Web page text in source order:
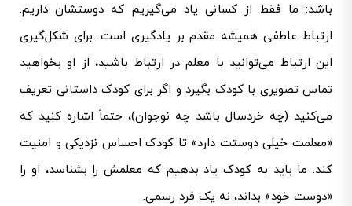
باشد: ما فقط از کسانی یاد می‌گیریم که دوستشان داریم.
ارتباط عاطفی همیشه مقدم بر یادگیری است. برای شکل‌گیری
این ارتباط می‌توانید با معلم در ارتباط باشید، از او بخواهید
تماس تصویری با کودک بگیرد و اگر برای کودک داستانی تعریف
می‌کنید (چه خردسال باشد چه نوجوان)، حتماً اشاره کنید که
«معلمت خیلی دوستت دارد» تا کودک احساس نزدیکی و امنیت
کند. ما باید به کودک یاد بدهیم که معلمش را بشناسد، او را
«دوست خود» بداند، نه یک فرد رسمی.